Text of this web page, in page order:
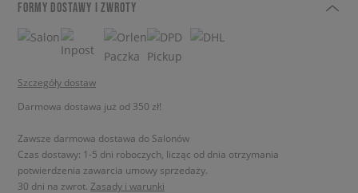
FORMY DOSTAWY I ZWROTY
Szczegóły dostaw
Darmowa dostawa już od 350 zł!
Zawsze darmowa dostawa do Salonów
Czas dostawy: 1-5 dni roboczych, licząc od dnia otrzymania
potwierdzenia zawarcia umowy sprzedaży.
30 dni na zwrot. Zasady i warunki